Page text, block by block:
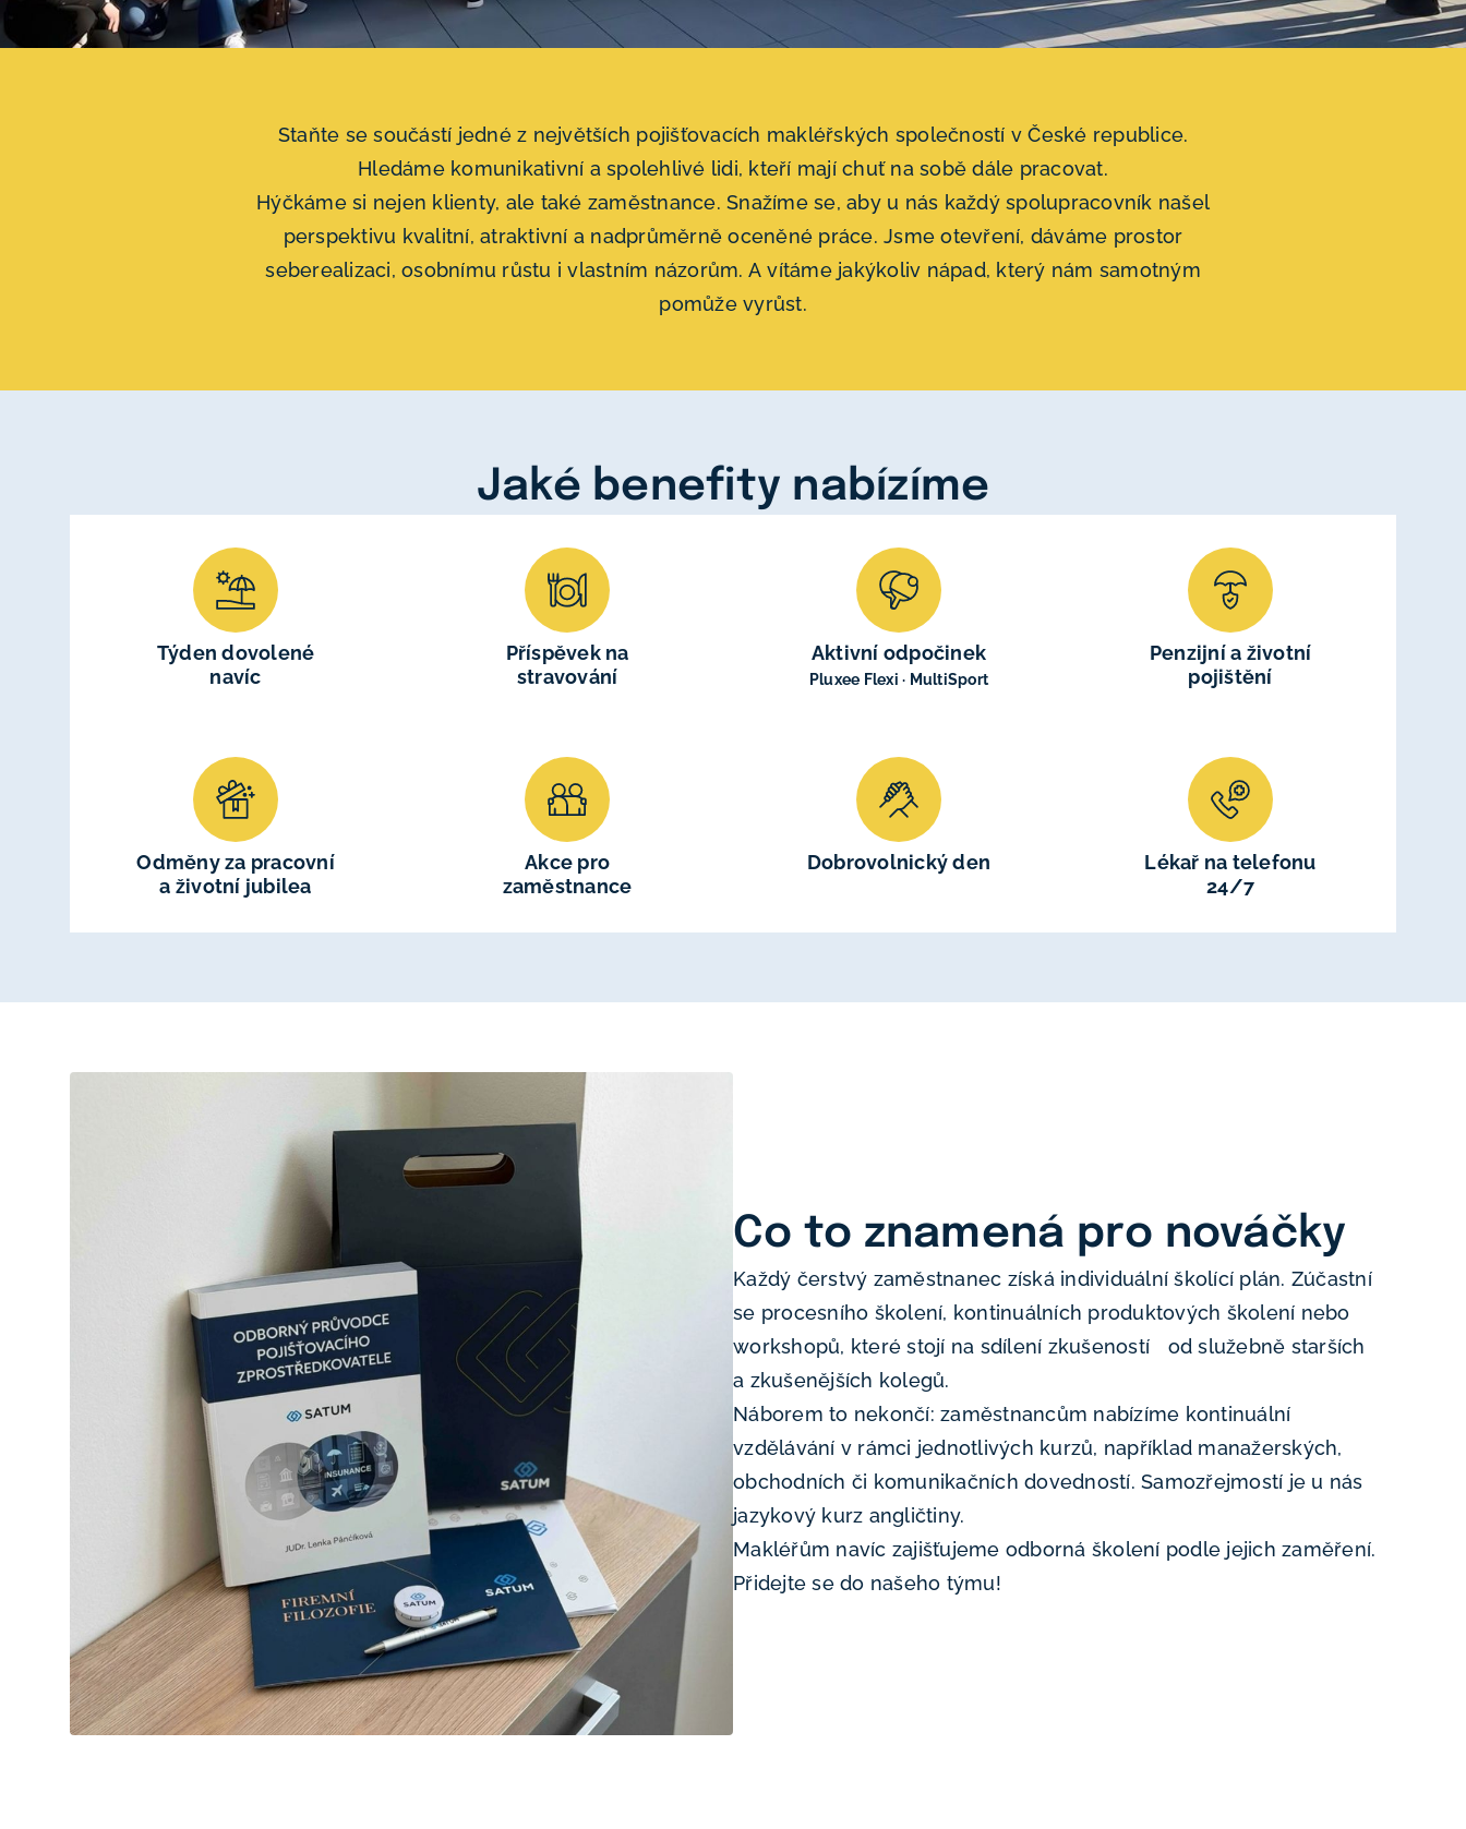
Staňte se součástí jedné z největších pojišťovacích makléřských společností v České republice.
Hledáme komunikativní a spolehlivé lidi, kteří mají chuť na sobě dále pracovat.
Hýčkáme si nejen klienty, ale také zaměstnance. Snažíme se, aby u nás každý spolupracovník našel
perspektivu kvalitní, atraktivní a nadprůměrně oceněné práce. Jsme otevření, dáváme prostor
seberealizaci, osobnímu růstu i vlastním názorům. A vítáme jakýkoliv nápad, který nám samotným
pomůže vyrůst.
Jaké benefity nabízíme
Týden dovolené
navíc
Příspěvek na
stravování
Aktivní odpočinek
Pluxee Flexi · MultiSport
Penzijní a životní
pojištění
Odměny za pracovní
a životní jubilea
Akce pro
zaměstnance
Dobrovolnický den
Lékař na telefonu
24/7
Co to znamená pro nováčky
Každý čerstvý zaměstnanec získá individuální školící plán. Zúčastní
se procesního školení, kontinuálních produktových školení nebo
workshopů, které stojí na sdílení zkušeností od služebně starších
a zkušenějších kolegů.
Náborem to nekončí: zaměstnancům nabízíme kontinuální
vzdělávání v rámci jednotlivých kurzů, například manažerských,
obchodních či komunikačních dovedností. Samozřejmostí je u nás
jazykový kurz angličtiny.
Makléřům navíc zajišťujeme odborná školení podle jejich zaměření.
Přidejte se do našeho týmu!